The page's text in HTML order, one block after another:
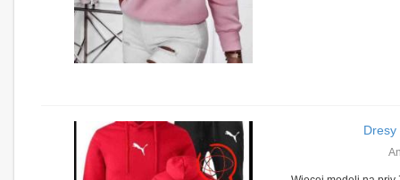
Dresy